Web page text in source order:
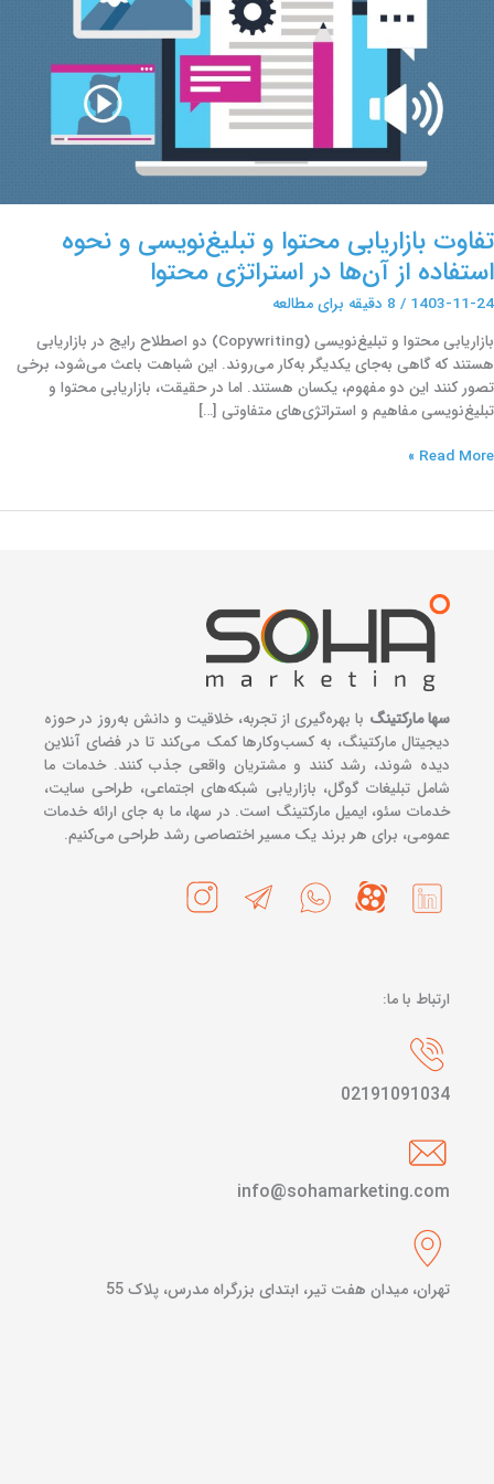
تفاوت بازاریابی محتوا و تبلیغ‌نویسی و نحوه
استفاده از آن‌ها در استراتژی محتوا
1403-11-24
/ 8 دقیقه برای مطالعه
بازاریابی محتوا و تبلیغ‌نویسی (Copywriting) دو اصطلاح رایج در بازاریابی
هستند که گاهی به‌جای یکدیگر به‌کار می‌روند. این شباهت باعث می‌شود، برخی
تصور کنند این دو مفهوم، یکسان هستند. اما در حقیقت، بازاریابی محتوا و
تبلیغ‌نویسی مفاهیم و استراتژی‌های متفاوتی […]
استراتژی
Read More »
سها مارکتینگ با بهره‌گیری از تجربه، خلاقیت و دانش به‌روز در حوزه
دیجیتال مارکتینگ، به کسب‌وکارها کمک می‌کند تا در فضای آنلاین
دیده شوند، رشد کنند و مشتریان واقعی جذب کنند. خدمات ما
شامل تبلیغات گوگل، بازاریابی شبکه‌های اجتماعی، طراحی سایت،
خدمات سئو، ایمیل مارکتینگ است. در سها، ما به جای ارائه خدمات
عمومی، برای هر برند یک مسیر اختصاصی رشد طراحی می‌کنیم.
ارتباط با ما:
02191091034
info@sohamarketing.com
تهران، میدان هفت تیر، ابتدای بزرگراه مدرس، پلاک 55